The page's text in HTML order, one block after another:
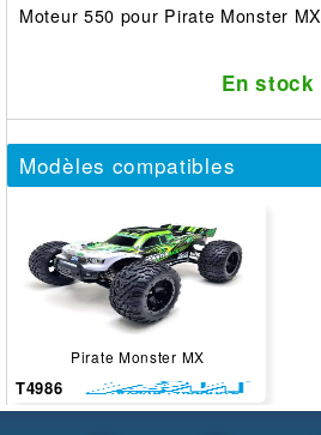
Moteur 550 pour Pirate Monster MX
En stock
Modèles compatibles
Pirate Monster MX
T4986